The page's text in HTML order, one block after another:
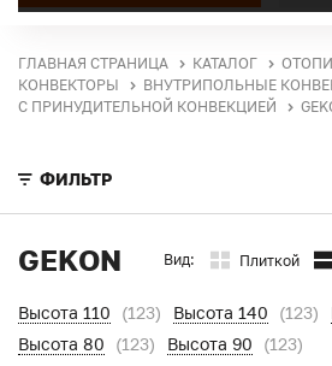
ГЛАВНАЯ СТРАНИЦА КАТАЛОГ
КОНВЕКТОРЫ
ВНУТРИПОЛЬНЫЕ
С ПРИНУДИТЕЛЬНОЙ КОНВЕКЦИЕЙ
ФИЛЬТР
GEKON Вид: Плиткой
Высота 110 (123) Высота 140 (123)
Высота 80
(123) Высота 90 (123)